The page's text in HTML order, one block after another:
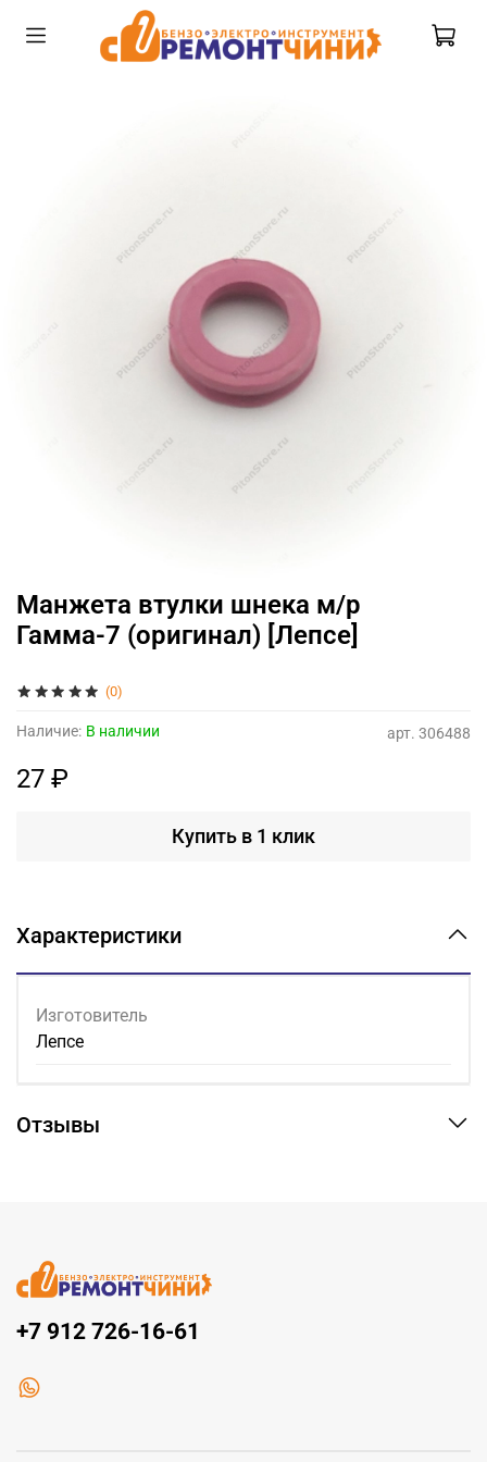
(0)
арт. 306488
Наличие: В наличии
Манжета втулки шнека м/р
Гамма-7 (оригинал) [Лепсе]
27 ₽
Купить в 1 клик
Характеристики
Изготовитель
Лепсе
Отзывы
+7 912 726-16-61